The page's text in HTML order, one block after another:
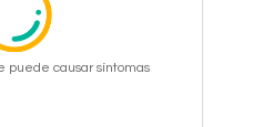
puede causar síntomas